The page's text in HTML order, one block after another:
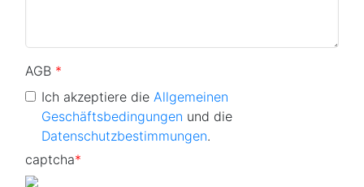
AGB *
Ich akzeptiere die Allgemeinen
Geschäftsbedingungen und die
Datenschutzbestimmungen.
captcha*